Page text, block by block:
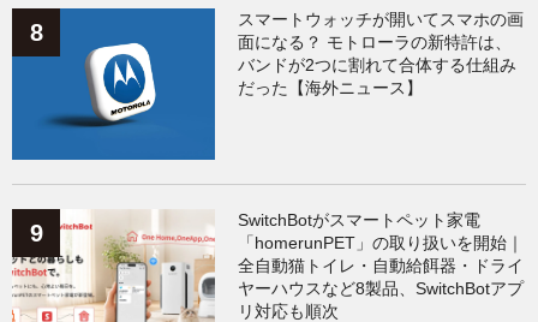
スマートウォッチが開いてスマホの画
面になる？ モトローラの新特許は、
バンドが2つに割れて合体する仕組み
だった【海外ニュース】
SwitchBotがスマートペット家電
「homerunPET」の取り扱いを開始｜
全自動猫トイレ・自動給餌器・ドライ
ヤーハウスなど8製品、SwitchBotアプ
リ対応も順次